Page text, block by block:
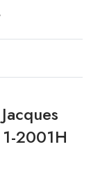
,
2001H